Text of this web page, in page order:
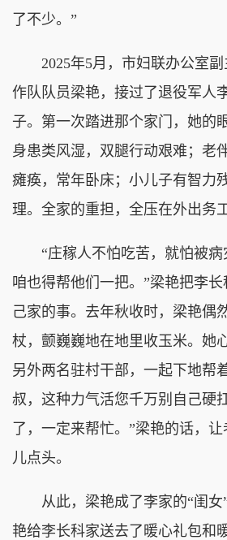
了不少。”
2025年5月，市妇联办公室副
作队队员梁艳，接过了退役军人
子。第一次踏进那个家门，她的
身患类风湿，双腿行动艰难；老
瘫痪，常年卧床；小儿子有智力
理。全家的重担，全压在外出务
“庄稼人不怕吃苦，就怕被病
咱也得帮他们一把。”梁艳把李
己家的事。去年秋收时，梁艳偶
杖，颤巍巍地在地里收玉米。她
另外两名驻村干部，一起下地帮
叔，这种力气活您千万别自己硬
了，一定来帮忙。”梁艳的话，
儿点头。
从此，梁艳成了李家的“闺女
艳给李长科家送去了暖心礼包和